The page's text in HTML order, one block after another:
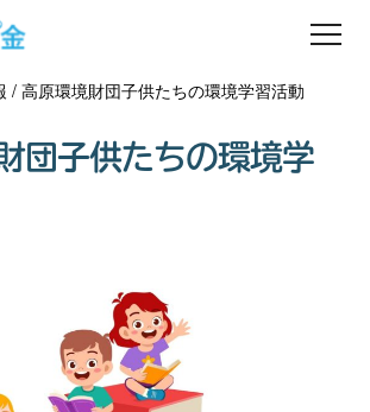
/ 高原環境財団子供たちの環境学習活動
団子供たちの環境学